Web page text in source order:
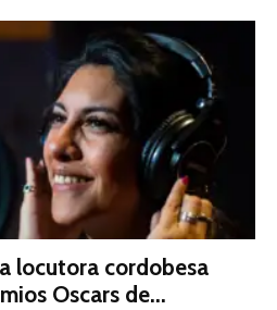
locutora cordobesa
Oscars de...